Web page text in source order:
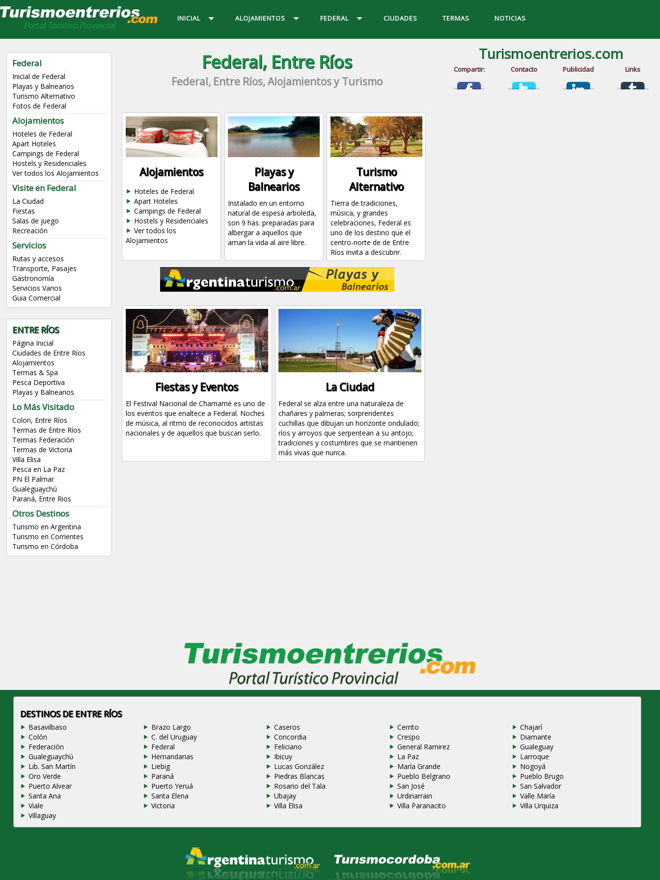
INICIAL ALOJAMIENTOS FEDERAL CIUDADES TERMAS NOTICIAS
Federal
Inicial de Federal
Playas y Balnearios
Turismo Alternativo
Fotos de Federal
Alojamientos
Hoteles de Federal
Apart Hoteles
Campings de Federal
Hostels y Residenciales
Ver todos los Alojamientos
Visite en Federal
La Ciudad
Fiestas
Salas de juego
Recreación
Servicios
Rutas y accesos
Transporte, Pasajes
Gastronomía
Servicios Varios
Guia Comercial
ENTRE RÍOS
Página Inicial
Ciudades de Entre Ríos
Alojamientos
Termas & Spa
Pesca Deportiva
Playas y Balnearios
Lo Más Visitado
Colon, Entre Ríos
Termas de Entre Ríos
Termas Federación
Termas de Victoria
Villa Elisa
Pesca en La Paz
PN El Palmar
Gualeguaychú
Paraná, Entre Rios
Otros Destinos
Turismo en Argentina
Turismo en Corrientes
Turismo en Córdoba
Federal, Entre Ríos
Federal, Entre Ríos, Alojamientos y Turismo
Alojamientos
Hoteles de Federal
Apart Hoteles
Campings de Federal
Hostels y Residenciales
Ver todos los
Alojamientos
Playas y
Balnearios
Instalado en un entorno
natural de espesa arboleda,
son 9 has. preparadas para
albergar a aquellos que
aman la vida al aire libre.
Turismo
Alternativo
Tierra de tradiciones,
música, y grandes
celebraciones, Federal es
uno de los destino que el
centro-norte de de Entre
Ríos invita a descubrir.
Fiestas y Eventos
El Festival Nacional de Chamamé es uno de
los eventos que enaltece a Federal. Noches
de música, al ritmo de reconocidos artistas
nacionales y de aquellos que buscan serlo.
La Ciudad
Federal se alza entre una naturaleza de
chañares y palmeras; sorprendentes
cuchillas que dibujan un horizonte ondulado;
ríos y arroyos que serpentean a su antojo;
tradiciones y costumbres que se mantienen
más vivas que nunca.
Turismoentrerios.com
Compartir: Contacto Publicidad Links
DESTINOS DE ENTRE RÍOS
Basavilbaso Brazo Largo Caseros Cerrito
Chajarí
Colón
C. del Uruguay Concordia Crespo
Diamante
Federación
Federal Feliciano General Ramirez
Gualeguay
Gualeguaychú
Hernandarias Ibicuy La Paz
Larroque
Lib. San Martín
Liebig Lucas González María Grande
Nogoyá
Oro Verde
Paraná Piedras Blancas Pueblo Belgrano
Pueblo Brugo
Puerto Alvear
Puerto Yeruá Rosario del Tala San José
San Salvador
Santa Ana
Santa Elena Ubajay Urdinarrain
Valle María
Viale
Victoria Villa Elisa Villa Paranacito
Villa Urquiza
Villaguay